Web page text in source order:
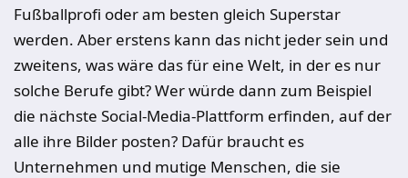
Fußballprofi oder am besten gleich Superstar
werden. Aber erstens kann das nicht jeder sein und
zweitens, was wäre das für eine Welt, in der es nur
solche Berufe gibt? Wer würde dann zum Beispiel
die nächste Social-Media-Plattform erfinden, auf der
alle ihre Bilder posten? Dafür braucht es
Unternehmen und mutige Menschen, die sie